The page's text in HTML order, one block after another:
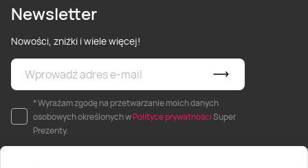
Newsletter
Nowości, zniżki i wiele więcej!
* Wyrażam zgodę na przetwarzanie moich danych
osobowych określonych wPolityce prywatnościSuper
Prezenty.